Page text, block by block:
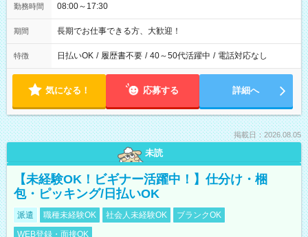
勤務時間 08:00～17:30
期間 長期でお仕事できる方、大歓迎！
特徴 日払いOK / 履歴書不要 / 40～50代活躍中 / 電話対応なし
気になる！ 応募する 詳細へ
掲載日：2026.08.05
未読
【未経験OK！ビギナー活躍中！】仕分け・梱
包・ピッキング/日払いOK
派遣 職種未経験OK 社会人未経験OK
ブランクOK
WEB登録・面接OK